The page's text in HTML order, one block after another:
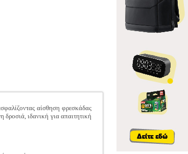
αίσθηση φρεσκάδας
ιδανική για απαιτητική